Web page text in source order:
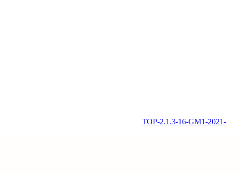
TOP-2.1.3-16-GM1-2021-